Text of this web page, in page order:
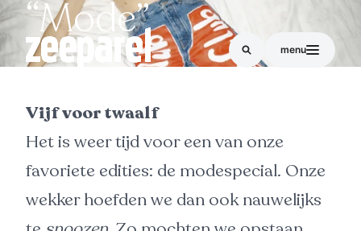
menu
“Mode”
Vijf voor twaalf
Het is weer tijd voor een van onze
favoriete edities: de modespecial. Onze
wekker hoefden we dan ook nauwelijks